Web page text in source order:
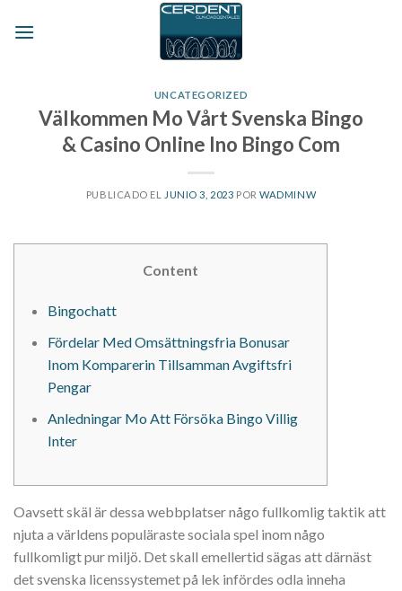
UNCATEGORIZED
Välkommen Mo Vårt Svenska Bingo
& Casino Online Ino Bingo Com
PUBLICADO EL JUNIO 3, 2023 PORWADMINW
Content
Bingochatt
Fördelar Med Omsättningsfria Bonusar
Inom Komparerin Tillsamman Avgiftsfri
Pengar
Anledningar Mo Att Försöka Bingo Villig
Inter
Oavsett skäl är dessa webbplatser någo fullkomlig taktik att
njuta a världens populäraste sociala spel inom någo
fullkomligt pur miljö. Det skall emellertid sägas att därnäst
det svenska licenssystemet på lek infördes odla inneha